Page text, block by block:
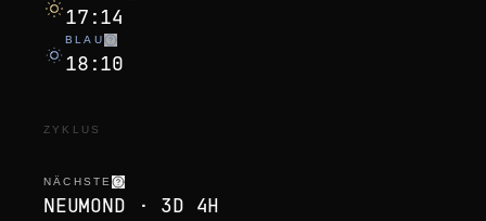
17:14
BLAU
18:10
ZYKLUS
NÄCHSTE
NEUMOND · 3D 4H